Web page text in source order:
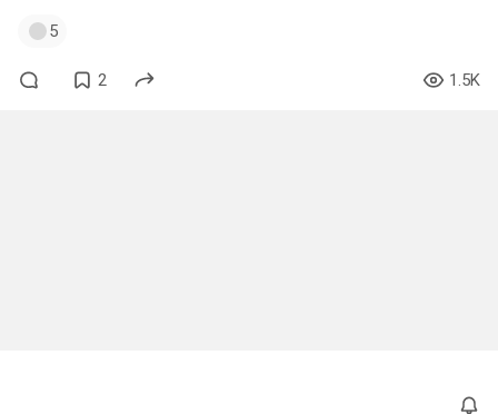
5
2 1.5K